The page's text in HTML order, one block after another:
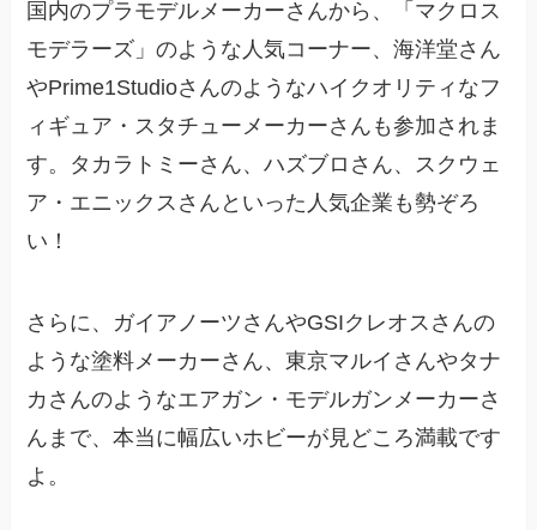
国内のプラモデルメーカーさんから、「マクロス
モデラーズ」のような人気コーナー、海洋堂さん
やPrime1Studioさんのようなハイクオリティなフ
ィギュア・スタチューメーカーさんも参加されま
す。タカラトミーさん、ハズブロさん、スクウェ
ア・エニックスさんといった人気企業も勢ぞろ
い！
さらに、ガイアノーツさんやGSIクレオスさんの
ような塗料メーカーさん、東京マルイさんやタナ
カさんのようなエアガン・モデルガンメーカーさ
んまで、本当に幅広いホビーが見どころ満載です
よ。